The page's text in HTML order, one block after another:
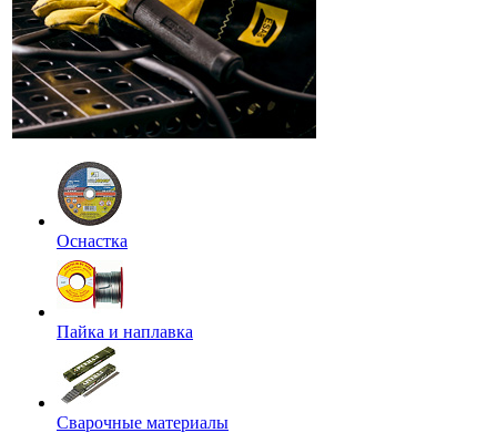
Оснастка
Пайка и наплавка
Сварочные материалы